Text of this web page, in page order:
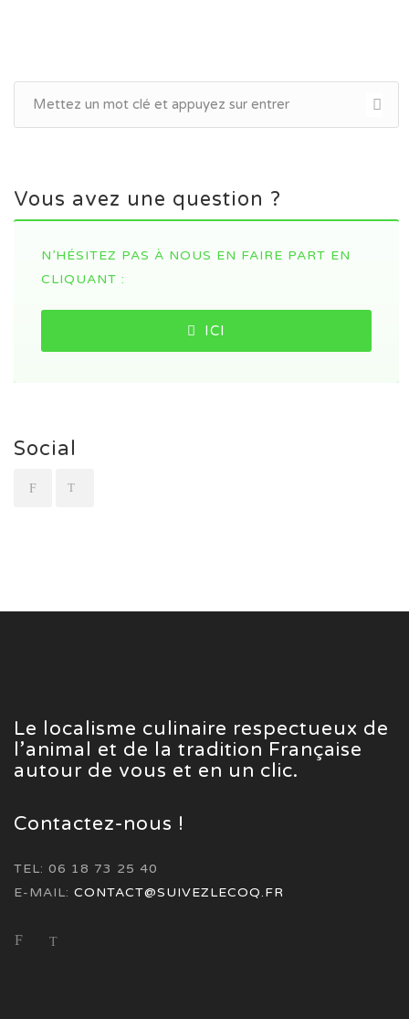
Vous avez une question ?
N’HÉSITEZ PAS À NOUS EN FAIRE PART EN
CLIQUANT :
ICI
Social
Le localisme culinaire respectueux de
l’animal et de la tradition Française
autour de vous et en un clic.
Contactez-nous !
TEL: 06 18 73 25 40
E-MAIL: CONTACT@SUIVEZLECOQ.FR